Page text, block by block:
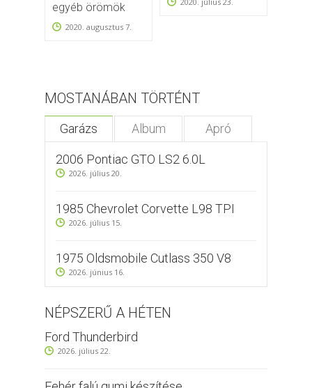
egyéb örömök
2020. augusztus 7.
MOSTANÁBAN TÖRTÉNT
Garázs Album Apró
2006 Pontiac GTO LS2 6.0L
2026. július 20.
1985 Chevrolet Corvette L98 TPI
2026. július 15.
1975 Oldsmobile Cutlass 350 V8
2026. június 16.
NÉPSZERŰ A HÉTEN
Ford Thunderbird
2026. július 22.